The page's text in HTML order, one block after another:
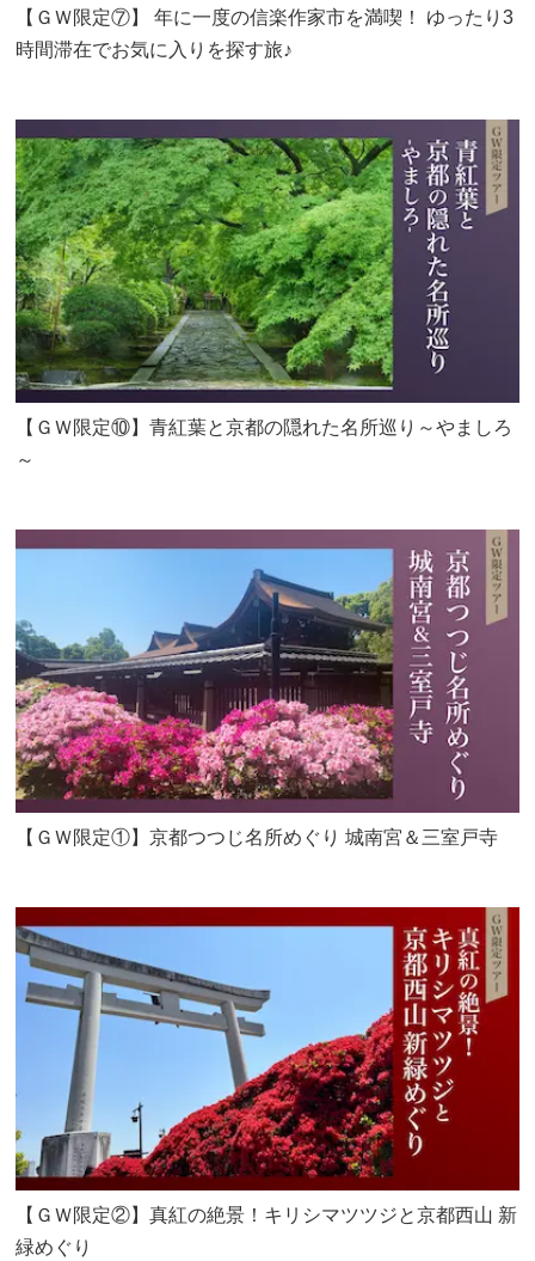
【ＧＷ限定⑦】 年に一度の信楽作家市を満喫！ ゆったり3
時間滞在でお気に入りを探す旅♪
【ＧＷ限定⑩】青紅葉と京都の隠れた名所巡り～やましろ
～
【ＧＷ限定①】京都つつじ名所めぐり 城南宮＆三室戸寺
【ＧＷ限定②】真紅の絶景！キリシマツツジと京都西山 新
緑めぐり